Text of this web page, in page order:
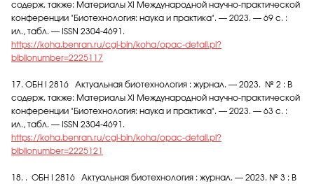
содерж. также: Материалы XI Международной научно-практической
конференции "Биотехнология: наука и практика". — 2023. — 69 с. :
ил., табл. — ISSN 2304-4691.
https://koha.benran.ru/cgi-bin/koha/opac-detail.pl?
biblionumber=2225117
17. ОБН I 2816 Актуальная биотехнология : журнал. — 2023. № 2 : В
содерж. также: Материалы XI Международной научно-практической
конференции "Биотехнология: наука и практика". — 2023. — 63 с. :
ил., табл. — ISSN 2304-4691.
https://koha.benran.ru/cgi-bin/koha/opac-detail.pl?
biblionumber=2225121
18. . ОБН I 2816 Актуальная биотехнология : журнал. — 2023. № 3 : В